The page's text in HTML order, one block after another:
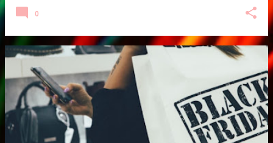
0